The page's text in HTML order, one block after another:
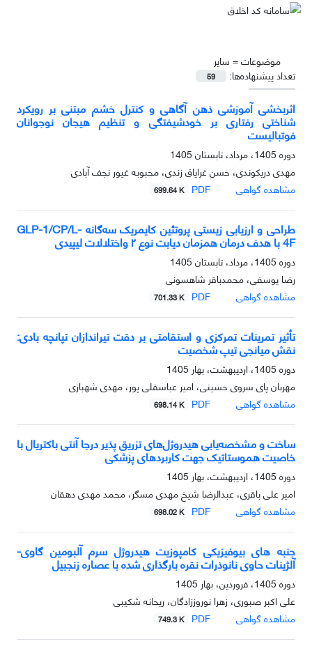
موضوعات = سایر
تعداد پیشنهاده‌ها:
59
اثربخشی آموزشی ذهن آگاهی و کنترل خشم مبتنی بر رویکرد
شناختی رفتاری بر خودشیفتگی و تنظیم هیجان نوجوانان
فوتبالیست
دوره 1405، مرداد، تابستان 1405
مهدی دریکوندی، حسن غرایاق زندی، محبوبه غیور نجف آبادی
مشاهده گواهی
PDF
699.64 K
طراحی و ارزیابی زیستی پروتئین کایمریک سه‌گانه GLP-1/CP/L-
4F با هدف درمان همزمان دیابت نوع ۲ واختلالات لیپیدی
دوره 1405، مرداد، تابستان 1405
رضا یوسفی، محمدباقر شاهسونی
مشاهده گواهی
PDF
701.33 K
تأثیر تمرینات تمرکزی و استقامتی بر دقت تیراندازان تپانچه بادی:
نقش میانجی تیپ شخصیت
دوره 1405، اردیبهشت، بهار 1405
مهربان پای سروی حسینی، امیر عباسقلی پور، مهدی شهبازی
مشاهده گواهی
PDF
698.14 K
ساخت و مشخصه‌یابی هیدروژل‌های تزریق پذیر درجا آنتی باکتریال با
خاصیت هموستاتیک جهت کاربردهای پزشکی
دوره 1405، اردیبهشت، بهار 1405
امیر علی باقری، عبدالرضا شیخ مهدی مسگر، محمد مهدی دهقان
مشاهده گواهی
PDF
698.02 K
جنبه های بیوفیزیکی کامپوزیت هیدروژل سرم آلبومین گاوی-
آلژینات حاوی نانوذرات نقره بارگذاری شده با عصاره زنجبیل
دوره 1405، فروردین، بهار 1405
علی اکبر صبوری، زهرا نوروززادگان، ریحانه شکیبی
مشاهده گواهی
PDF
749.3 K